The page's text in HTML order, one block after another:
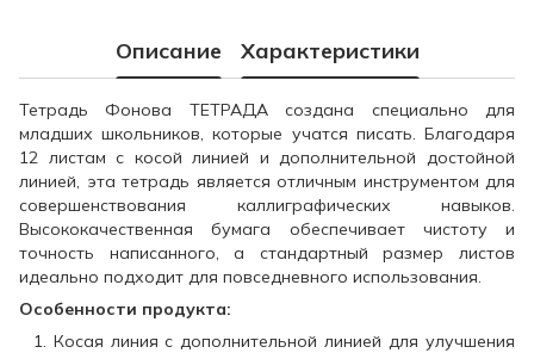
Описание Характеристики
Тетрадь Фонова ТЕТРАДА создана специально для
младших школьников, которые учатся писать. Благодаря
12 листам с косой линией и дополнительной достойной
линией, эта тетрадь является отличным инструментом для
совершенствования каллиграфических навыков.
Высококачественная бумага обеспечивает чистоту и
точность написанного, а стандартный размер листов
идеально подходит для повседневного использования.
Особенности продукта:
1. Косая линия с дополнительной линией для улучшения